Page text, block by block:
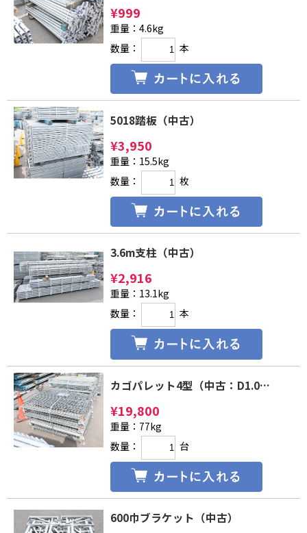
¥999
重量：4.6kg
数量：
本
5018踏板（中古）
¥3,950
重量：15.5kg
数量：
枚
3.6m支柱（中古）
¥2,916
重量：13.1kg
数量：
本
カゴパレット4型（中古：D1.0m×W1.2m×H0.89m）
¥19,800
重量：77kg
数量：
台
600巾ブラケット（中古）